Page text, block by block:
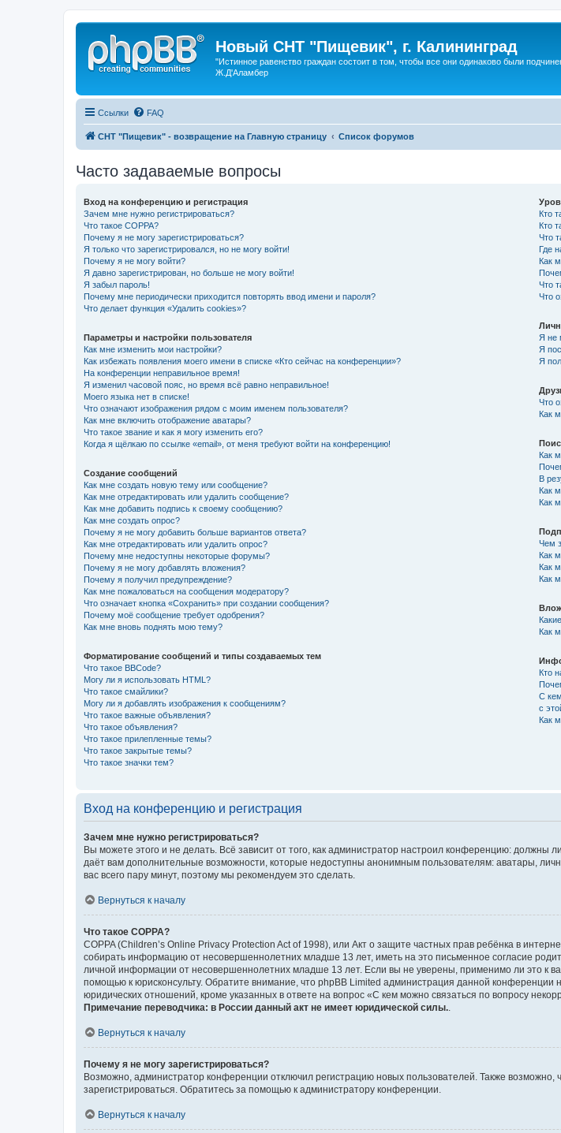
Новый СНТ "Пищевик", г. Калининград
"Истинное равенство граждан состоит в том, чтобы все они одинаково были
Ж.Д'Аламбер
Ссылки FAQ
СНТ "Пищевик" - возвращение на Главную страницу Список форумов
Часто задаваемые вопросы
Вход на конференцию и регистрация
Зачем мне нужно регистрироваться?
Что такое COPPA?
Почему я не могу зарегистрироваться?
Я только что зарегистрировался, но не могу войти!
Почему я не могу войти?
Я давно зарегистрирован, но больше не могу войти!
Я забыл пароль!
Почему мне периодически приходится повторять ввод имени и пароля?
Что делает функция «Удалить cookies»?
Параметры и настройки пользователя
Как мне изменить мои настройки?
Как избежать появления моего имени в списке «Кто сейчас на конференции»?
На конференции неправильное время!
Я изменил часовой пояс, но время всё равно неправильное!
Моего языка нет в списке!
Что означают изображения рядом с моим именем пользователя?
Как мне включить отображение аватары?
Что такое звание и как я могу изменить его?
Когда я щёлкаю по ссылке «email», от меня требуют войти на конференцию!
Создание сообщений
Как мне создать новую тему или сообщение?
Как мне отредактировать или удалить сообщение?
Как мне добавить подпись к своему сообщению?
Как мне создать опрос?
Почему я не могу добавить больше вариантов ответа?
Как мне отредактировать или удалить опрос?
Почему мне недоступны некоторые форумы?
Почему я не могу добавлять вложения?
Почему я получил предупреждение?
Как мне пожаловаться на сообщения модератору?
Что означает кнопка «Сохранить» при создании сообщения?
Почему моё сообщение требует одобрения?
Как мне вновь поднять мою тему?
Форматирование сообщений и типы создаваемых тем
Что такое BBCode?
Могу ли я использовать HTML?
Что такое смайлики?
Могу ли я добавлять изображения к сообщениям?
Что такое важные объявления?
Что такое объявления?
Что такое прилепленные темы?
Что такое закрытые темы?
Что такое значки тем?
Кто
Кто
Что
Где
Как
Что
Что
Я не
Я
Я
Что
Как
Как
В
Как
Как
Чем
Как
Как
Как
Как
Кто
С
с
Как
Вход на конференцию и регистрация
Зачем мне нужно регистрироваться?
Вы можете этого и не делать. Всё зависит от того, как администратор настроил конференцию:
даёт вам дополнительные возможности, которые недоступны анонимным пользователям: аватары,
вас всего пару минут, поэтому мы рекомендуем это сделать.
Вернуться к началу
Что такое COPPA?
COPPA (Children’s Online Privacy Protection Act of 1998), или Акт о защите частных прав ребёнка в
собирать информацию от несовершеннолетних младше 13 лет, иметь на это письменное согласие
личной информации от несовершеннолетних младше 13 лет. Если вы не уверены, применимо ли это к
помощью к юрисконсульту. Обратите внимание, что phpBB Limited администрация данной
юридических отношений, кроме указанных в ответе на вопрос «С кем можно связаться по вопросу
Примечание переводчика: в России данный акт не имеет юридической силы.
Вернуться к началу
Почему я не могу зарегистрироваться?
Возможно, администратор конференции отключил регистрацию новых пользователей. Также
зарегистрироваться. Обратитесь за помощью к администратору конференции.
Вернуться к началу